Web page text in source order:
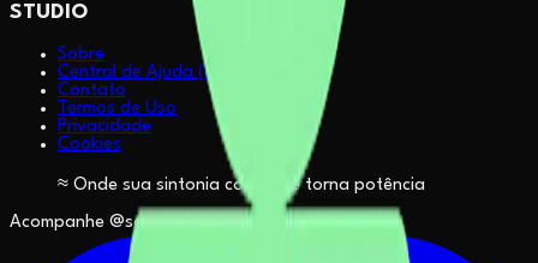
STUDIO
Sobre
Central de Ajuda (FAQ)
Contato
Termos de Uso
Privacidade
Cookies
≈ Onde sua sintonia com IA se torna potência
Acompanhe @sapiensinteticos